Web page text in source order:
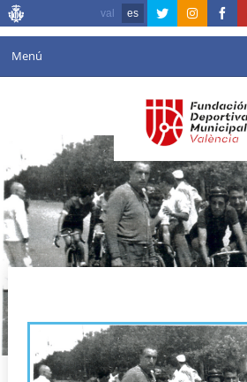
val es
Menú
Instalaciones
Comunicación
Valencia en deporte